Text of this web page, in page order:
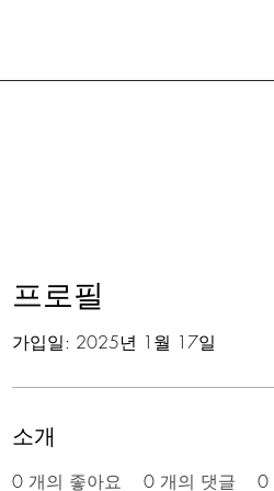
프로필
가입일: 2025년 1월 17일
소개
0 개의 좋아요 0 개의 댓글 0